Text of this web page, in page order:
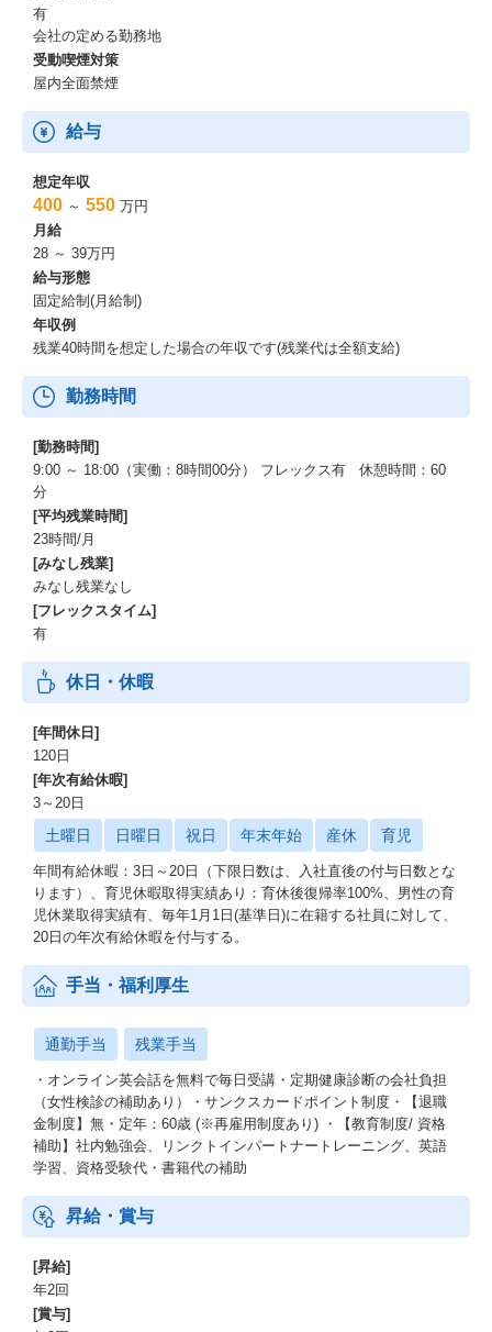
有
会社の定める勤務地
受動喫煙対策
屋内全面禁煙
給与
想定年収
400 ～ 550 万円
月給
28 ～ 39万円
給与形態
固定給制(月給制)
年収例
残業40時間を想定した場合の年収です(残業代は全額支給)
勤務時間
[勤務時間]
9:00 ～ 18:00（実働：8時間00分） フレックス有 休憩時間：60
分
[平均残業時間]
23時間/月
[みなし残業]
みなし残業なし
[フレックスタイム]
有
休日・休暇
[年間休日]
120日
[年次有給休暇]
3～20日
土曜日 日曜日 祝日 年末年始 産休 育児
年間有給休暇：3日～20日（下限日数は、入社直後の付与日数とな
ります）、育児休暇取得実績あり：育休後復帰率100%、男性の育
児休業取得実績有、毎年1月1日(基準日)に在籍する社員に対して、
20日の年次有給休暇を付与する。
手当・福利厚生
通勤手当 残業手当
・オンライン英会話を無料で毎日受講・定期健康診断の会社負担
（女性検診の補助あり）・サンクスカードポイント制度・【退職
金制度】無・定年：60歳 (※再雇用制度あり) ・【教育制度/ 資格
補助】社内勉強会、リンクトインパートナートレーニング、英語
学習、資格受験代・書籍代の補助
昇給・賞与
[昇給]
年2回
[賞与]